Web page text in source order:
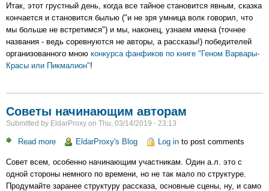
победителей
конкурса
фанфиков
по
книге
"Геном
Красы
Пикмалион"
Итак, этот грустный день, когда все тайное становится явным, сказка
кончается и становится былью ("и не зря умница волк говорил, что
мы больше не встретимся") и мы, наконец, узнаем имена (точнее
названия - ведь соревнуются не авторы, а рассказы!) победителей
организованного мною конкурса фанфиков по книге "Геном Варвары-
Красы или Пикмалион"!
Советы начинающим авторам
Submitted by EldarProxy on Thu, 03/14/2019 - 23:13
Read more about
начинающим
авторам
EldarProxy's Blog Log into post comments
Совет всем, особенно начинающим участникам. Один а.л. это с
одной стороны немного по времени, но не так мало по структуре.
Продумайте заранее структуру рассказа, основные сцены, ну, и само